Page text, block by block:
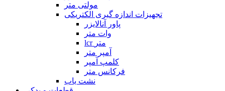
مولتی متر
تجهیزات اندازه گیری الکتریکی
پاور آنالایزر
وات متر
lcr متر
آمپر متر
کلمپ آمپر
فرکانس متر
نشت یاب